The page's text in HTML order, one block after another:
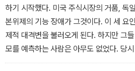
하기 시작했다. 미국 주식시장의 거품, 독
본위제의 기능 장애가 그것이다. 이 세 요
제적 대격변을 불러오게 된다. 하지만 그
모를 예측하는 사람은 아무도 없었다. 당
부와의 싸움에 여념이 없었고, 몬태규 노